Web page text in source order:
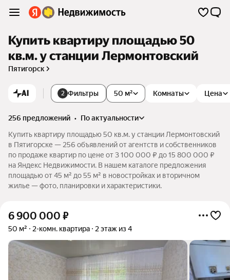
Купить квартиру площадью 50
кв.м. у станции Лермонтовский
Пятигорск
AI 2 Фильтры Комнаты Цена
50 м²
256 предложений •
по актуальности
Купить квартиру площадью 50 кв.м. у станции Лермонтовский
в Пятигорске — 256 объявлений от агентств и собственников
по продаже квартир по цене от 3 100 000 ₽ до 15 800 000 ₽
на Яндекс Недвижимости. В нашем каталоге предложения
площадью от 45 м² до 55 м² в новостройках и вторичном
жилье — фото, планировки и характеристики.
6 900 000 ₽
50 м² 2-комн. квартира 2 этаж из 4